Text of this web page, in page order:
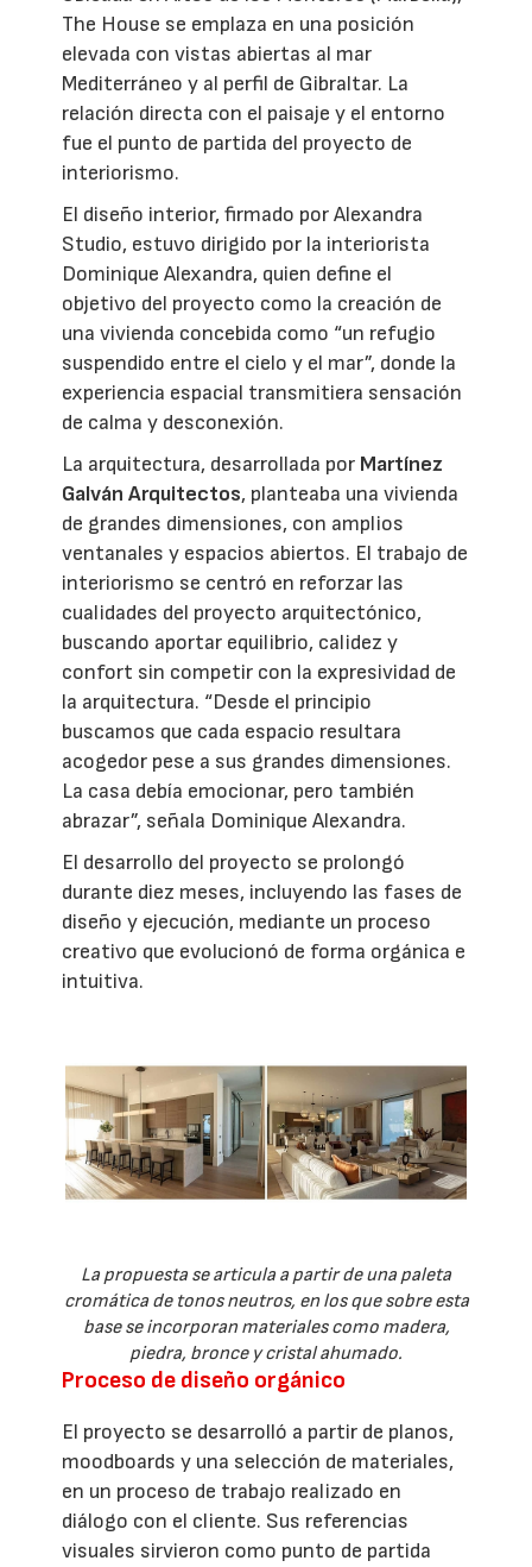
The House se emplaza en una posición
elevada con vistas abiertas al mar
Mediterráneo y al perfil de Gibraltar. La
relación directa con el paisaje y el entorno
fue el punto de partida del proyecto de
interiorismo.
El diseño interior, firmado por Alexandra
Studio, estuvo dirigido por la interiorista
Dominique Alexandra, quien define el
objetivo del proyecto como la creación de
una vivienda concebida como “un refugio
suspendido entre el cielo y el mar”, donde la
experiencia espacial transmitiera sensación
de calma y desconexión.
La arquitectura, desarrollada por Martínez
Galván Arquitectos, planteaba una vivienda
de grandes dimensiones, con amplios
ventanales y espacios abiertos. El trabajo de
interiorismo se centró en reforzar las
cualidades del proyecto arquitectónico,
buscando aportar equilibrio, calidez y
confort sin competir con la expresividad de
la arquitectura. “Desde el principio
buscamos que cada espacio resultara
acogedor pese a sus grandes dimensiones.
La casa debía emocionar, pero también
abrazar”, señala Dominique Alexandra.
El desarrollo del proyecto se prolongó
durante diez meses, incluyendo las fases de
diseño y ejecución, mediante un proceso
creativo que evolucionó de forma orgánica e
intuitiva.
La propuesta se articula a partir de una paleta
cromática de tonos neutros, en los que sobre esta
base se incorporan materiales como madera,
piedra, bronce y cristal ahumado.
Proceso de diseño orgánico
El proyecto se desarrolló a partir de planos,
moodboards y una selección de materiales,
en un proceso de trabajo realizado en
diálogo con el cliente. Sus referencias
visuales sirvieron como punto de partida